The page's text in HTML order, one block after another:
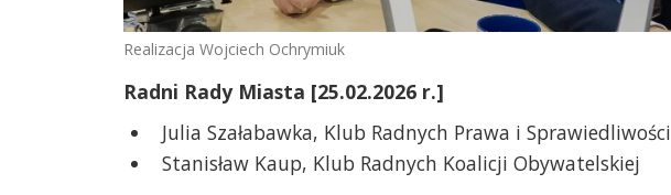
Realizacja Wojciech Ochrymiuk
Radni Rady Miasta [25.02.2026 r.]
Julia Szałabawka, Klub Radnych Prawa i Sprawiedliwości
Stanisław Kaup, Klub Radnych Koalicji Obywatelskiej